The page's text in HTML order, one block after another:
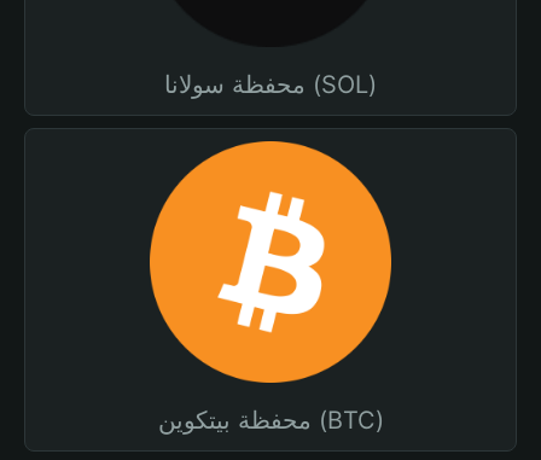
محفظة سولانا (SOL)
محفظة بيتكوين (BTC)